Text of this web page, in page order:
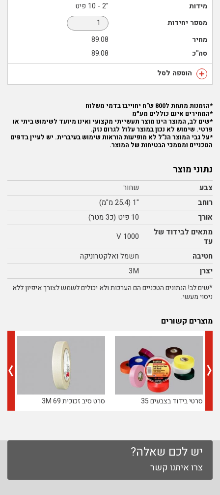
מידות
"2 - 10 פיט
מספר יחידות
מחיר
89.08
סה"כ
89.08
הוספה לסל
*הזמנות מתחת ל800 ש"ח יחוייבו בדמי משלוח
*המחירים אינם כוללים מע״מ
*שים לב, המוצר הינו מוצר תעשייתי מקצועי ואינו מיועד לשימוש ביתי או
פרטי. שימוש לא נכון במוצר עלול לגרום נזק.
*על גבי המוצר הנ"ל לא מופיעות הוראות שימוש בעיברית. יש לעיין בדפים
הטכניים ומסמכי הבטיחות של המוצר.
נתוני מוצר
צבע
שחור
רוחב
"1 (25.4 מ"מ)
אורך
10 פיט (כ3 מטר)
מתאים לבידוד של
עד
1000 V
חטיבה
חשמל ואלקטרוניקה
יצרן
3M
*שים לב! הנתונים הטכניים הם הערכות ולא יכולים לשמש לצורך איפיון ללא
ניסוי מעשי.
מוצרים קשורים
סרטי בידוד בצבעים 35 סרט סיב זכוכית 69 3M
יש לכם שאלה?
צרו איתנו קשר